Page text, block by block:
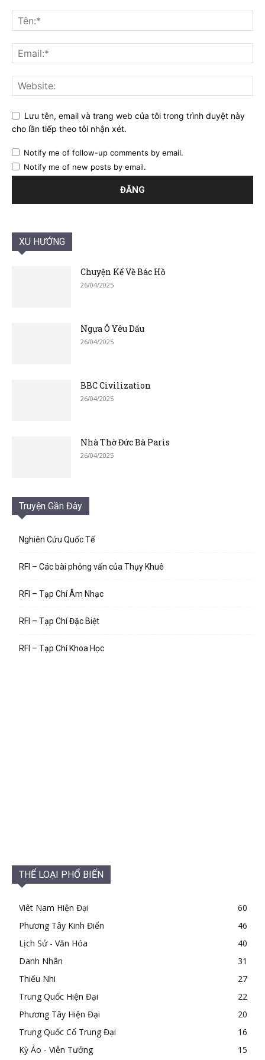
Lưu tên, email và trang web của tôi trong trình duyệt này
cho lần tiếp theo tôi nhận xét.
Notify me of follow-up comments by email.
Notify me of new posts by email.
XU HƯỚNG
Chuyện Kể Về Bác Hồ
26/04/2025
Ngựa Ô Yêu Dấu
26/04/2025
BBC Civilization
26/04/2025
Nhà Thờ Đức Bà Paris
26/04/2025
Truyện Gần Đây
Nghiên Cứu Quốc Tế
RFI – Các bài phỏng vấn của Thụy Khuê
RFI – Tạp Chí Âm Nhạc
RFI – Tạp Chí Đặc Biệt
RFI – Tạp Chí Khoa Học
THỂ LOẠI PHỔ BIẾN
Viêt Nam Hiện Đại
60
Phương Tây Kinh Điển
46
Lịch Sử - Văn Hóa
40
Danh Nhân
31
Thiếu Nhi
27
Trung Quốc Hiện Đại
22
Phương Tây Hiện Đại
20
Trung Quốc Cổ Trung Đại
16
Kỳ Ảo - Viễn Tưởng
15